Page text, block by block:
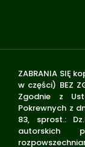
ZABRANIA SIĘ
w części) BEZ
Zgodnie z
Pokrewnych z
83, sprost.:
autorskich